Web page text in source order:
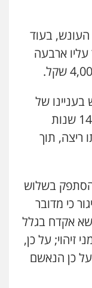
העונש, בעוד
ארבעה
של
עדן, הפרקליטות עתרה לגזור עליו 14 שנות
ריצה, תוך
בשלוש
כי מדובר
אקדח בגלל
זיהוי; על כן,
כן הנאשם
לבן תעבורה
וחקירות
אלימות